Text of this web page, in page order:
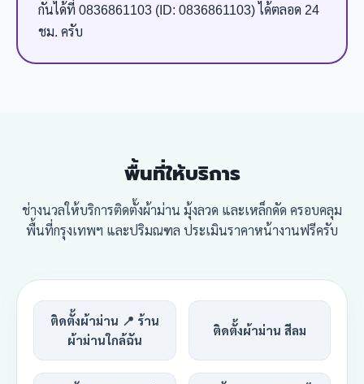
กันได้ที่ 0836861103 (ID: 0836861103) ได้ตลอด 24
ชม. ครับ
พื้นที่ให้บริการ
ช่างนวลให้บริการติดตั้งผ้าม่าน มุ้งลวด และเหล็กดัด ครอบคลุม
พื้นที่กรุงเทพฯ และปริมณฑล ประเมินราคาหน้างานฟรีครับ
ติดตั้งผ้าม่าน 📍 ร้าน
ผ้าม่านใกล้ฉัน
ติดตั้งผ้าม่าน สีลม